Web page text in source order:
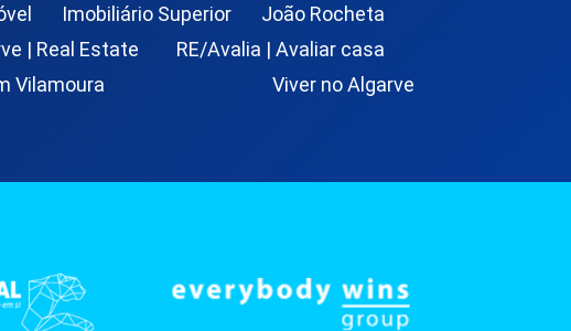
Imobiliário Superior
João Rocheta
| Real Estate
RE/Avalia | Avaliar casa
Vilamoura Viver no Algarve